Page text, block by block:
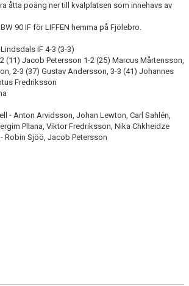
åtta poäng ner till kvalplatsen som innehavs av
90 IF för LIFFEN hemma på Fjölebro.
IF 4-3 (3-3)
(11) Jacob Petersson 1-2 (25) Marcus Mårtensson,
2-3 (37) Gustav Andersson, 3-3 (41) Johannes
Fredriksson
- Anton Arvidsson, Johan Lewton, Carl Sahlén,
Pllana, Viktor Fredriksson, Nika Chkheidze
Robin Sjöö, Jacob Petersson